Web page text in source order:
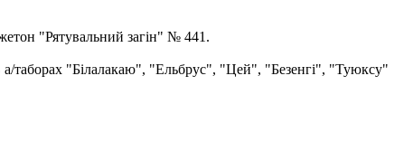
"Рятувальний загін" № 441.
а/таборах "Білалакаю", "Ельбрус", "Цей", "Безенгі", "Туюксу"